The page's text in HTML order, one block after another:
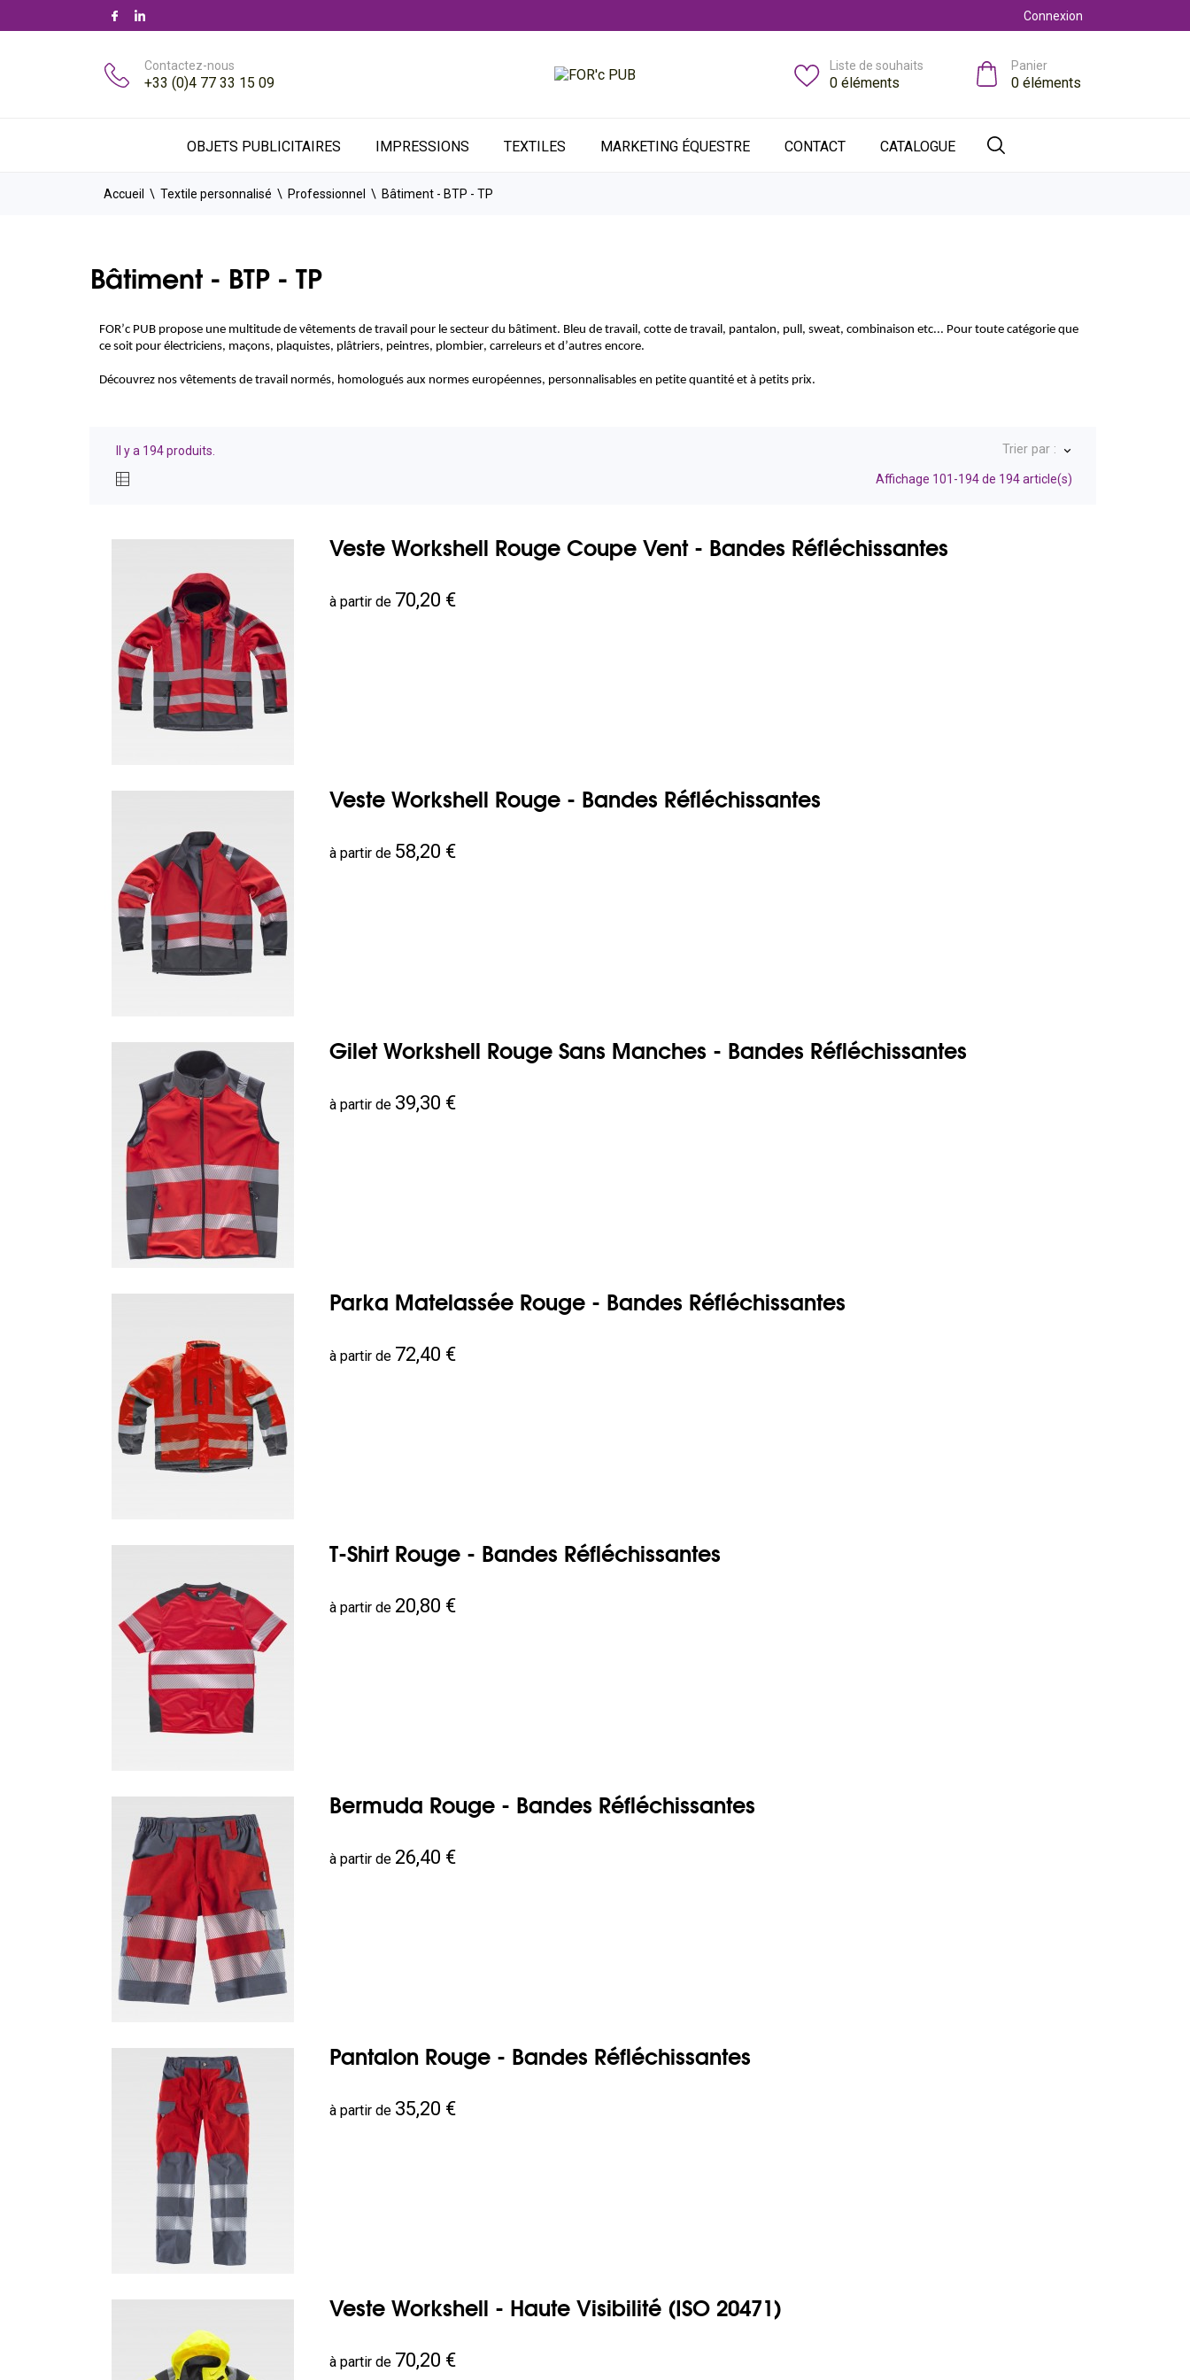
Connexion
Contactez-nous
+33 (0)4 77 33 15 09
Liste de souhaits
0 éléments
Panier
0éléments
OBJETS PUBLICITAIRES IMPRESSIONS TEXTILES MARKETING ÉQUESTRE CONTACT CATALOGUE
Accueil Textile personnalisé Professionnel Bâtiment - BTP - TP
Bâtiment - BTP - TP
FOR’c PUB propose une multitude de vêtements de travail pour le secteur du bâtiment. Bleu de travail, cotte de travail, pantalon, pull, sweat, combinaison etc... Pour toute catégorie que
ce soit pour électriciens, maçons, plaquistes, plâtriers, peintres, plombier, carreleurs et d’autres encore.
Découvrez nos vêtements de travail normés, homologués aux normes européennes, personnalisables en petite quantité et à petits prix.
Il y a 194 produits. Trier par : keyboard_arrow_down
Affichage 101-194 de 194 article(s)
Veste Workshell Rouge Coupe Vent - Bandes Réfléchissantes
Prix
à partir de 70,20 €
Veste Workshell Rouge - Bandes Réfléchissantes
Prix
à partir de 58,20 €
Gilet Workshell Rouge Sans Manches - Bandes Réfléchissantes
Prix
à partir de 39,30 €
Parka Matelassée Rouge - Bandes Réfléchissantes
Prix
à partir de 72,40 €
T-Shirt Rouge - Bandes Réfléchissantes
Prix
à partir de 20,80 €
Bermuda Rouge - Bandes Réfléchissantes
Prix
à partir de 26,40 €
Pantalon Rouge - Bandes Réfléchissantes
Prix
à partir de 35,20 €
Veste Workshell - Haute Visibilité (ISO 20471)
Prix
à partir de 70,20 €